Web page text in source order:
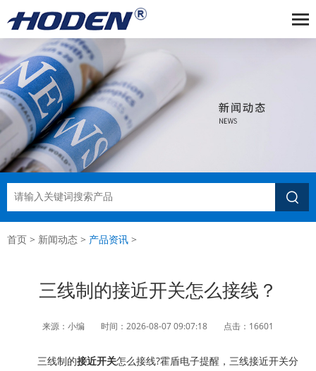

首页 > 新闻动态 > 产品资讯 >
三线制的接近开关怎么接线？
来源：小编 时间：2026-08-07 09:07:18 点击：16601
三线制的接近开关怎么接线?霍盾电子提醒，三线接近开关分